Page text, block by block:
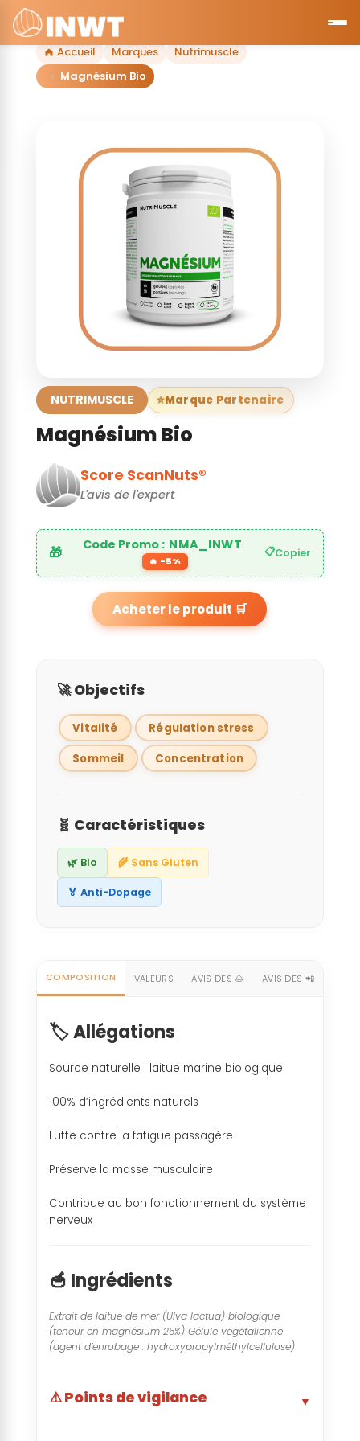
Accueil Marques
Nutrimuscle
Magnésium Bio
NUTRIMUSCLE Marque Partenaire
Magnésium Bio
Score ScanNuts®
L'avis de l'expert
🎁 Code Promo : NMA_INWT
🔥 -5%
📋Copier
Acheter le produit 🛒
🚀 Objectifs
Vitalité
Régulation stress
Sommeil
Concentration
🧬 Caractéristiques
🌿 Bio 🌾 Sans Gluten
🏅 Anti-Dopage
COMPOSITION VALEURS AVIS DES 🌰 AVIS DES 📲
🏷️ Allégations
Source naturelle : laitue marine biologique
100% d’ingrédients naturels
Lutte contre la fatigue passagère
Préserve la masse musculaire
Contribue au bon fonctionnement du système
nerveux
🥣 Ingrédients
Extrait de laitue de mer (Ulva lactua) biologique
(teneur en magnésium 25%) Gélule végétalienne
(agent d’enrobage : hydroxypropylméthylcellulose)
⚠️ Points de vigilance ▼